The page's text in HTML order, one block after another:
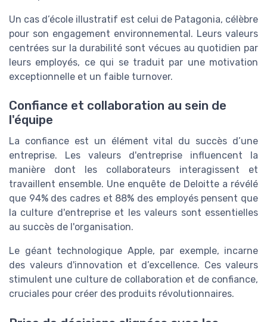
Un cas d’école illustratif est celui de Patagonia, célèbre
pour son engagement environnemental. Leurs valeurs
centrées sur la durabilité sont vécues au quotidien par
leurs employés, ce qui se traduit par une motivation
exceptionnelle et un faible turnover.
Confiance et collaboration au sein de
l'équipe
La confiance est un élément vital du succès d’une
entreprise. Les valeurs d'entreprise influencent la
manière dont les collaborateurs interagissent et
travaillent ensemble. Une enquête de Deloitte a révélé
que 94% des cadres et 88% des employés pensent que
la culture d'entreprise et les valeurs sont essentielles
au succès de l'organisation.
Le géant technologique Apple, par exemple, incarne
des valeurs d'innovation et d’excellence. Ces valeurs
stimulent une culture de collaboration et de confiance,
cruciales pour créer des produits révolutionnaires.